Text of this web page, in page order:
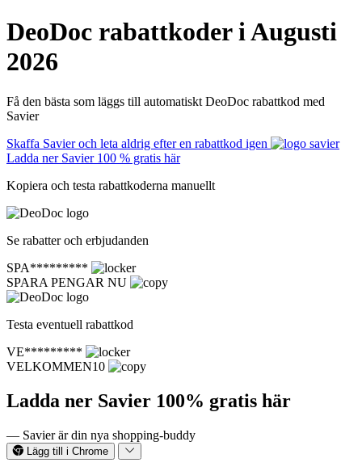
DeoDoc rabattkoder i Augusti
2026
Få den bästa som läggs till automatiskt DeoDoc rabattkod med
Savier
Skaffa Savier och leta aldrig efter en rabattkod igen
Ladda ner Savier 100 % gratis här
Kopiera och testa rabattkoderna manuellt
Se rabatter och erbjudanden
SPA*********
SPARA PENGAR NU
Testa eventuell rabattkod
VE*********
VELKOMMEN10
Ladda ner Savier 100% gratis här
— Savier är din nya shopping-buddy
Lägg till i Chrome